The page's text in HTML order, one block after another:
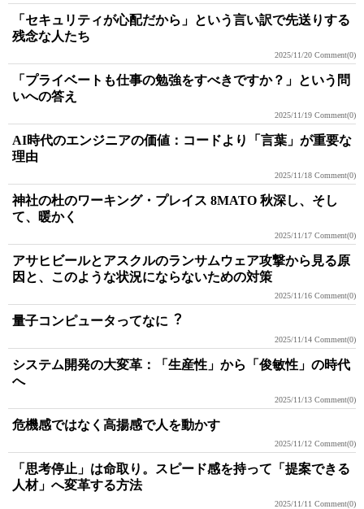
「セキュリティが心配だから」という言い訳で先送りする
残念な人たち
2025/11/20 Comment(0)
「プライベートも仕事の勉強をすべきですか？」という問
いへの答え
2025/11/19 Comment(0)
AI時代のエンジニアの価値：コードより「言葉」が重要な
理由
2025/11/18 Comment(0)
神社の杜のワーキング・プレイス 8MATO 秋深し、そし
て、暖かく
2025/11/17 Comment(0)
アサヒビールとアスクルのランサムウェア攻撃から見る原
因と、このような状況にならないための対策
2025/11/16 Comment(0)
量⼦コンピュータってなに︖
2025/11/14 Comment(0)
システム開発の大変革：「生産性」から「俊敏性」の時代
へ
2025/11/13 Comment(0)
危機感ではなく高揚感で人を動かす
2025/11/12 Comment(0)
「思考停止」は命取り。スピード感を持って「提案できる
人材」へ変革する方法
2025/11/11 Comment(0)